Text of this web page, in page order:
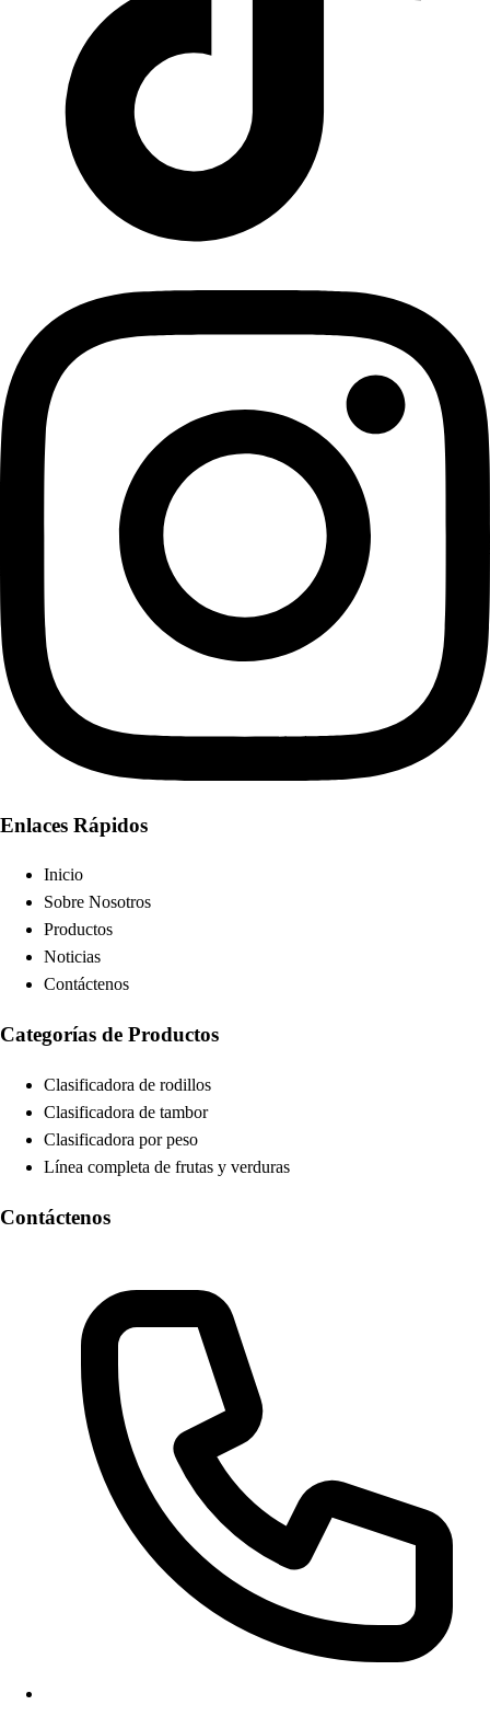
Enlaces Rápidos
Inicio
Sobre Nosotros
Productos
Noticias
Contáctenos
Categorías de Productos
Clasificadora de rodillos
Clasificadora de tambor
Clasificadora por peso
Línea completa de frutas y verduras
Contáctenos